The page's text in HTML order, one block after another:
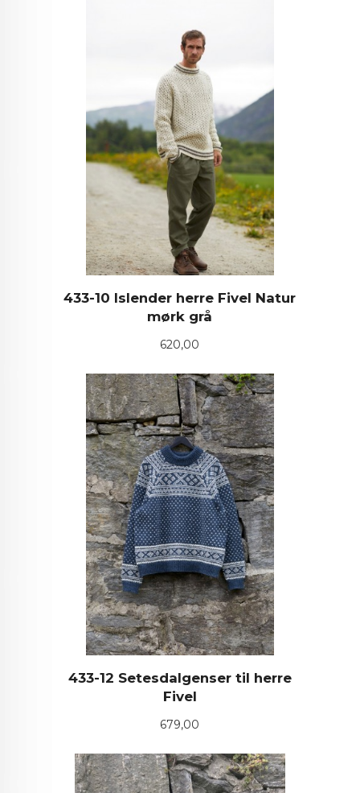
433-10 Islender herre Fivel Natur
mørk grå
Pris
620,00
433-12 Setesdalgenser til herre
Fivel
Pris
679,00